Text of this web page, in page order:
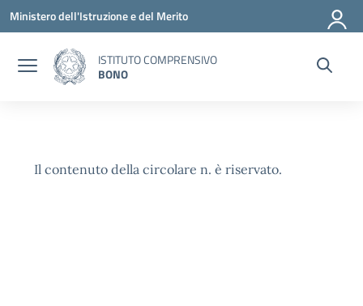
Vai ai contenuti
Vai al menu di navigazione
Vai al footer
Ministero dell'Istruzione e del Merito
ISTITUTO COMPRENSIVO
BONO
Il contenuto della circolare n. è riservato.